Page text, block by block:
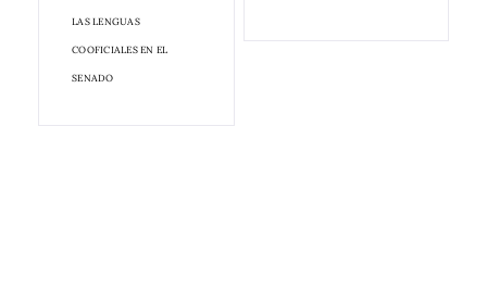
LAS LENGUAS
COOFICIALES EN EL
SENADO